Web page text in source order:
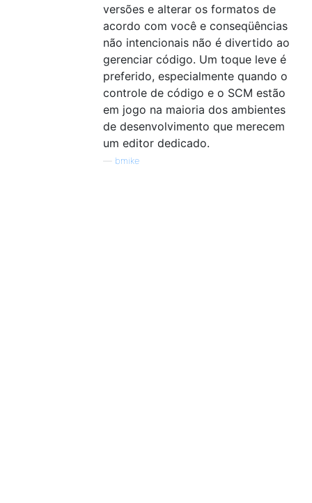
versões e alterar os formatos de
acordo com você e conseqüências
não intencionais não é divertido ao
gerenciar código. Um toque leve é ​​
preferido, especialmente quando o
controle de código e o SCM estão
em jogo na maioria dos ambientes
de desenvolvimento que merecem
um editor dedicado.
bmike